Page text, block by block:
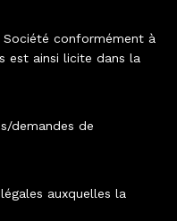
conformément à
est ainsi licite dans la
demandes de
auxquelles la